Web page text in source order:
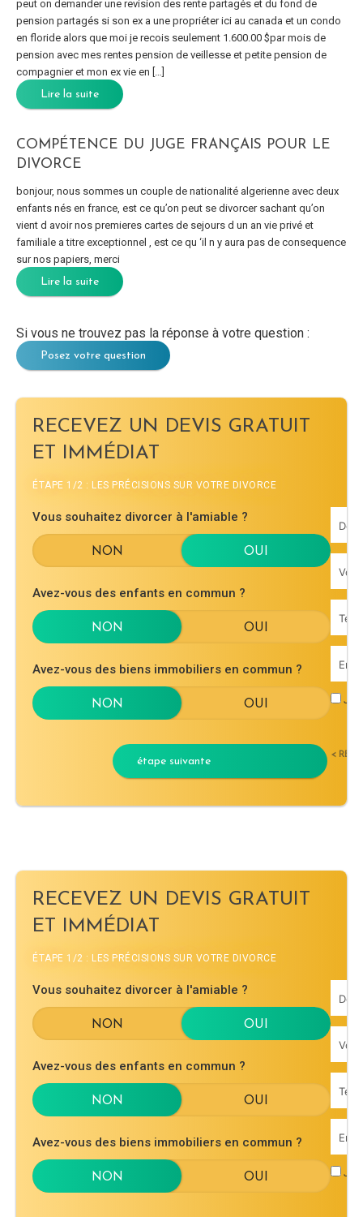
peut on demander une revision des rente partagés et du fond de
pension partagés si son ex a une propriéter ici au canada et un condo
en floride alors que moi je recois seulement 1.600.00 $par mois de
pension avec mes rentes pension de veillesse et petite pension de
compagnier et mon ex vie en […]
Lire la suite
COMPÉTENCE DU JUGE FRANÇAIS POUR LE
DIVORCE
bonjour, nous sommes un couple de nationalité algerienne avec deux
enfants nés en france, est ce qu’on peut se divorcer sachant qu’on
vient d avoir nos premieres cartes de sejours d un an vie privé et
familiale a titre exceptionnel , est ce qu ‘il n y aura pas de consequence
sur nos papiers, merci
Lire la suite
Si vous ne trouvez pas la réponse à votre question :
Posez votre question
RECEVEZ UN DEVIS GRATUIT
ET IMMÉDIAT
ÉTAPE 1/2 : LES PRÉCISIONS SUR VOTRE DIVORCE
Vous souhaitez divorcer à l'amiable ?
Avez-vous des enfants en commun ?
Avez-vous des biens immobiliers en commun ?
étape suivante <
RECEVEZ UN DEVIS GRATUIT
ET IMMÉDIAT
ÉTAPE 1/2 : LES PRÉCISIONS SUR VOTRE DIVORCE
Vous souhaitez divorcer à l'amiable ?
Avez-vous des enfants en commun ?
Avez-vous des biens immobiliers en commun ?